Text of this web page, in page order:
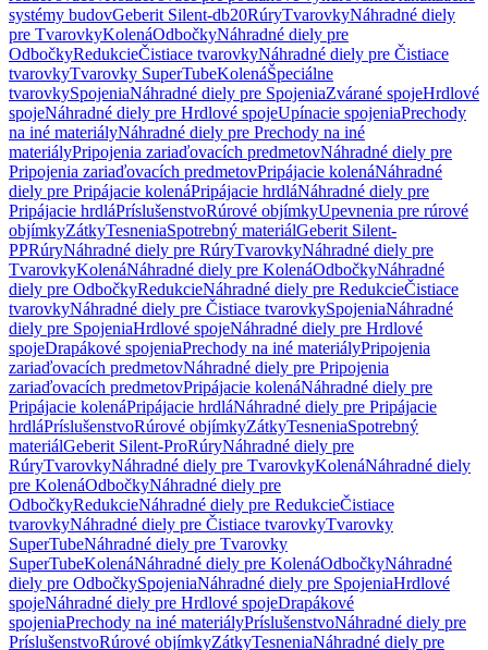
systémy budovGeberit Silent-db20RúryTvarovkyNáhradné diely
pre TvarovkyKolenáOdbočkyNáhradné diely pre
OdbočkyRedukcieČistiace tvarovkyNáhradné diely pre Čistiace
tvarovkyTvarovky SuperTubeKolenáŠpeciálne
tvarovkySpojeniaNáhradné diely pre SpojeniaZvárané spojeHrdlové
spojeNáhradné diely pre Hrdlové spojeUpínacie spojeniaPrechody
na iné materiályNáhradné diely pre Prechody na iné
materiályPripojenia zariaďovacích predmetovNáhradné diely pre
Pripojenia zariaďovacích predmetovPripájacie kolenáNáhradné
diely pre Pripájacie kolenáPripájacie hrdláNáhradné diely pre
Pripájacie hrdláPríslušenstvoRúrové objímkyUpevnenia pre rúrové
objímkyZátkyTesneniaSpotrebný materiálGeberit Silent-
PPRúryNáhradné diely pre RúryTvarovkyNáhradné diely pre
TvarovkyKolenáNáhradné diely pre KolenáOdbočkyNáhradné
diely pre OdbočkyRedukcieNáhradné diely pre RedukcieČistiace
tvarovkyNáhradné diely pre Čistiace tvarovkySpojeniaNáhradné
diely pre SpojeniaHrdlové spojeNáhradné diely pre Hrdlové
spojeDrapákové spojeniaPrechody na iné materiályPripojenia
zariaďovacích predmetovNáhradné diely pre Pripojenia
zariaďovacích predmetovPripájacie kolenáNáhradné diely pre
Pripájacie kolenáPripájacie hrdláNáhradné diely pre Pripájacie
hrdláPríslušenstvoRúrové objímkyZátkyTesneniaSpotrebný
materiálGeberit Silent-ProRúryNáhradné diely pre
RúryTvarovkyNáhradné diely pre TvarovkyKolenáNáhradné diely
pre KolenáOdbočkyNáhradné diely pre
OdbočkyRedukcieNáhradné diely pre RedukcieČistiace
tvarovkyNáhradné diely pre Čistiace tvarovkyTvarovky
SuperTubeNáhradné diely pre Tvarovky
SuperTubeKolenáNáhradné diely pre KolenáOdbočkyNáhradné
diely pre OdbočkySpojeniaNáhradné diely pre SpojeniaHrdlové
spojeNáhradné diely pre Hrdlové spojeDrapákové
spojeniaPrechody na iné materiályPríslušenstvoNáhradné diely pre
PríslušenstvoRúrové objímkyZátkyTesneniaNáhradné diely pre